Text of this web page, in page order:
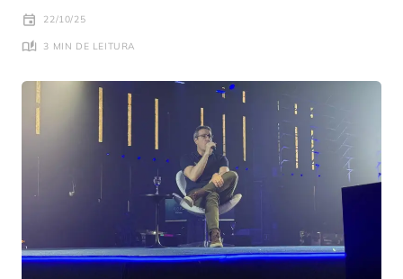
22/10/25
3 MIN DE LEITURA